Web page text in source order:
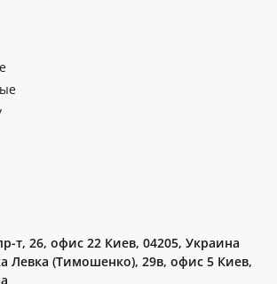
т, 26, офис 22 Киев, 04205, Украина
Левка (Тимошенко), 29в, офис 5 Киев,